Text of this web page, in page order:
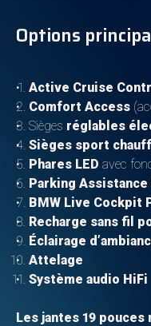
Options
Active Cruise
Comfort Access
Sièges réglables
Sièges sport
Phares LED avec
Parking Assistance
BMW Live Cockpit
Recharge sans fil
Éclairage
Attelage
Système audio HiFi
Les jantes 19